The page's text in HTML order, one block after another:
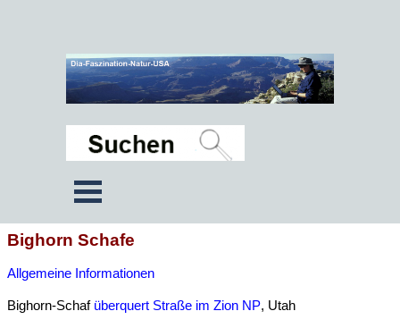
Bighorn Schafe
Allgemeine Informationen
Bighorn-Schaf überquert Straße im Zion NP, Utah